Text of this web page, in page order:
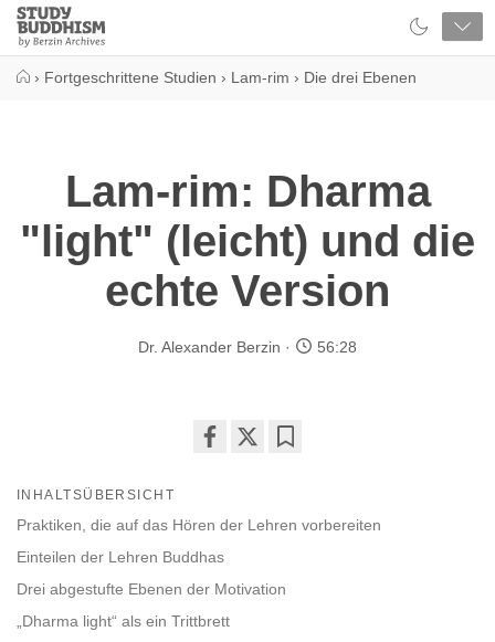
Close
Study
Buddhism
› Fortgeschrittene Studien › Lam-rim › Die drei Ebenen
Lam-rim: Dharma
"light" (leicht) und die
echte Version
Dr. Alexander Berzin 56:28
facebook
INHALTSÜBERSICHT
Praktiken, die auf das Hören der Lehren vorbereiten
Einteilen der Lehren Buddhas
Drei abgestufte Ebenen der Motivation
„Dharma light“ als ein Trittbrett